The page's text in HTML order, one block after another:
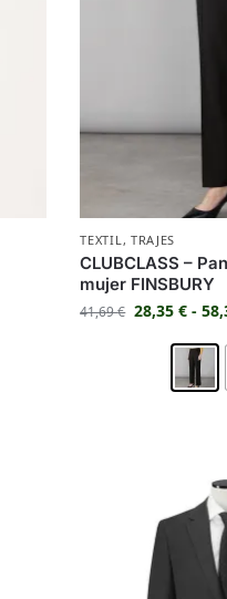
TEXTIL , TRAJES
CLUBCLASS –
mujer FINSBURY
41,69€ 28,35€ -